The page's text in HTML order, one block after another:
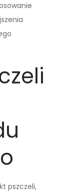
pszczeli,